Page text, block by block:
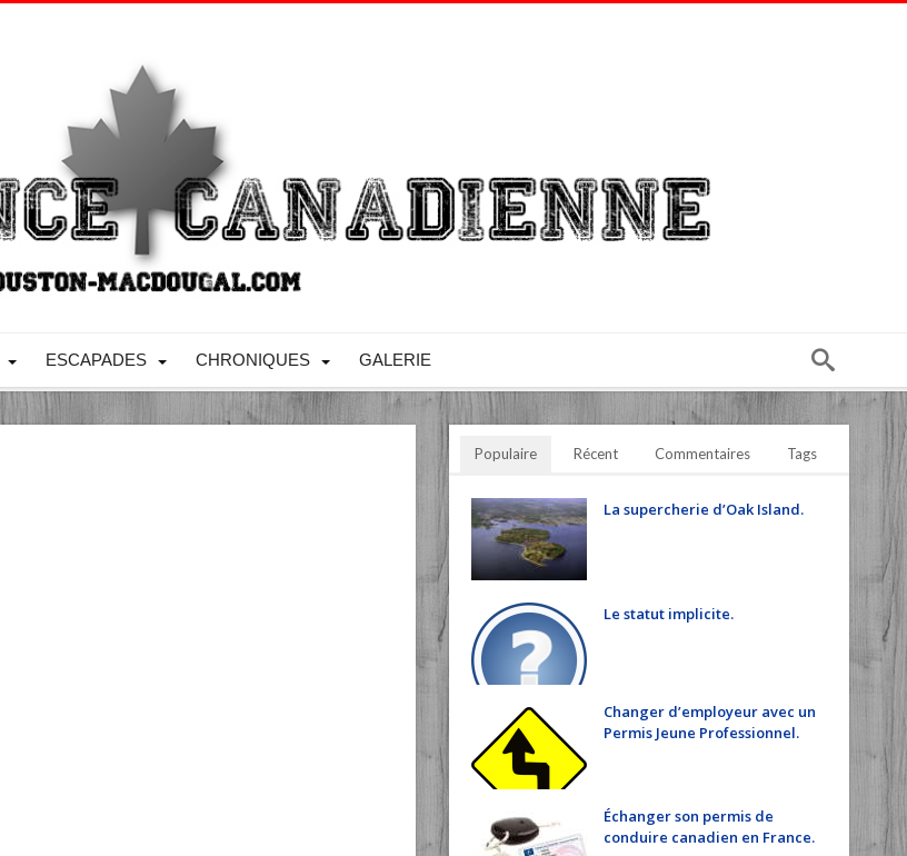
ESCAPADES CHRONIQUES GALERIE
Populaire Récent Commentaires Tags
La supercherie d’Oak Island.
Le statut implicite.
Changer d’employeur avec un
Permis Jeune Professionnel.
Échanger son permis de
conduire canadien en France.